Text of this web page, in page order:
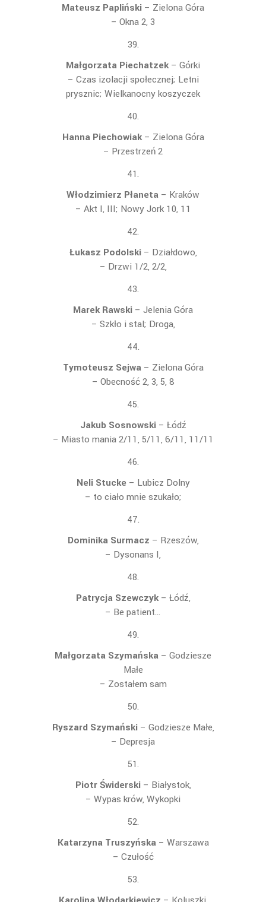
Mateusz Papliński – Zielona Góra
– Okna 2, 3
Małgorzata Piechatzek– Górki
– Czas izolacji społecznej; Letni
prysznic; Wielkanocny koszyczek
Hanna Piechowiak– Zielona Góra
– Przestrzeń 2
Włodzimierz Płaneta – Kraków
– Akt I, III; Nowy Jork 10, 11
Łukasz Podolski– Działdowo,
– Drzwi 1/2, 2/2,
Marek Rawski – Jelenia Góra
– Szkło i stal; Droga,
Tymoteusz Sejwa– Zielona Góra
– Obecność 2, 3, 5, 8
Jakub Sosnowski– Łódź
– Miasto mania 2/11, 5/11, 6/11, 11/11
Neli Stucke – Lubicz Dolny
– to ciało mnie szukało;
Dominika Surmacz – Rzeszów,
– Dysonans I,
Patrycja Szewczyk– Łódź,
– Be patient…
Małgorzata Szymańska – Godziesze
Małe
– Zostałem sam
Ryszard Szymański– Godziesze Małe,
– Depresja
Piotr Świderski– Białystok,
– Wypas krów, Wykopki
Katarzyna Truszyńska– Warszawa
– Czułość